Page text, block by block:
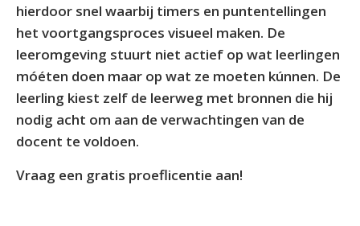
hierdoor snel waarbij timers en puntentellingen
het voortgangsproces visueel maken. De
leeromgeving stuurt niet actief op wat leerlingen
móéten doen maar op wat ze moeten kúnnen. De
leerling kiest zelf de leerweg met bronnen die hij
nodig acht om aan de verwachtingen van de
docent te voldoen.
Vraag een gratis proeflicentie aan!